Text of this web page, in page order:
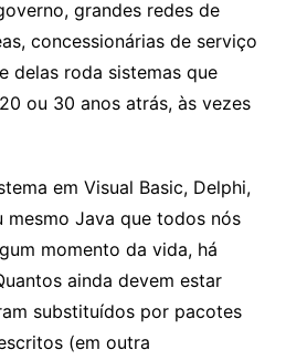
grandes redes de
concessionárias de serviço
delas roda sistemas que
ou 30 anos atrás, às vezes
em Visual Basic, Delphi,
mesmo Java que todos nós
momento da vida, há
ainda devem estar
substituídos por pacotes
(em outra